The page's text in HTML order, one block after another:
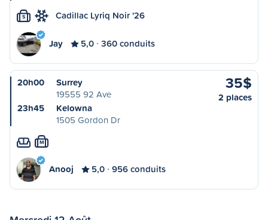
S Cadillac Lyriq Noir '26
Jay 5,0 360 conduits
20h00
Surrey
19555 92 Ave
23h45
Kelowna
1505 Gordon Dr
35$
2 places
M
Anooj 5,0 956 conduits